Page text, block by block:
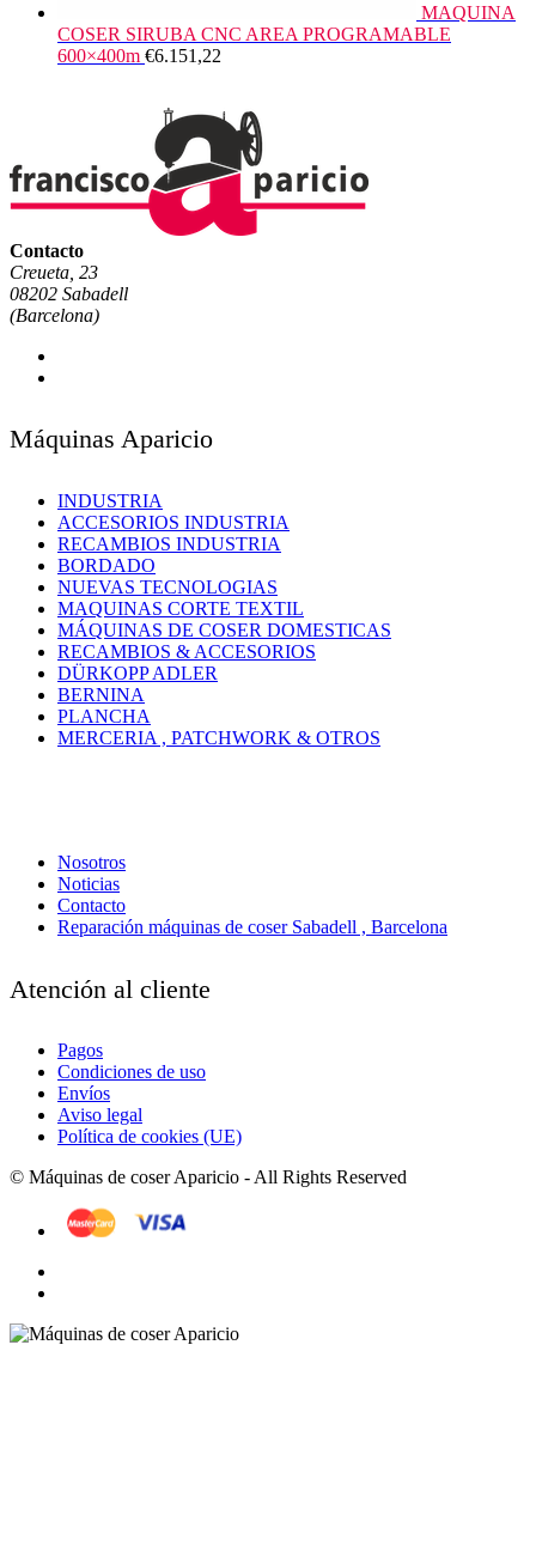
MAQUINA
COSER SIRUBA CNC AREA PROGRAMABLE
600×400m €6.151,22
Contacto
Creueta, 23
08202 Sabadell
(Barcelona)
Máquinas Aparicio
INDUSTRIA
ACCESORIOS INDUSTRIA
RECAMBIOS INDUSTRIA
BORDADO
NUEVAS TECNOLOGIAS
MAQUINAS CORTE TEXTIL
MÁQUINAS DE COSER DOMESTICAS
RECAMBIOS & ACCESORIOS
DÜRKOPP ADLER
BERNINA
PLANCHA
MERCERIA , PATCHWORK & OTROS
Nosotros
Noticias
Contacto
Reparación máquinas de coser Sabadell , Barcelona
Atención al cliente
Pagos
Condiciones de uso
Envíos
Aviso legal
Política de cookies (UE)
© Máquinas de coser Aparicio - All Rights Reserved